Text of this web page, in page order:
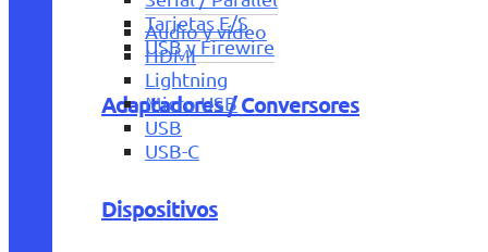
Tarjetas E/S
USB y Firewire
Adaptadores / Conversores
Audio y vídeo
HDMI
Lightning
Micro USB
USB
USB-C
Dispositivos